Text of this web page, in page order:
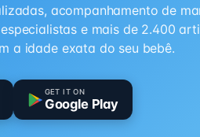
acompanhamento de
e mais de 2.400
a idade exata do seu bebê.
GET IT ON
Google Play